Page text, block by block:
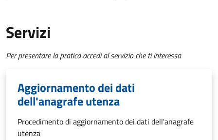
Servizi
Per presentare la pratica accedi al servizio che ti interessa
Aggiornamento dei dati
dell'anagrafe utenza
Procedimento di aggiornamento dei dati dell'anagrafe
utenza